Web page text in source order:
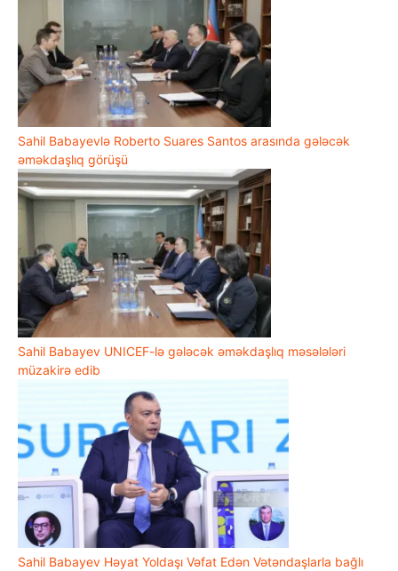
Sahil Babayevlə Roberto Suares Santos arasında gələcək
əməkdaşlıq görüşü
Sahil Babayev UNICEF-lə gələcək əməkdaşlıq məsələləri
müzakirə edib
Sahil Babayev Həyat Yoldaşı Vəfat Edən Vətəndaşlarla bağlı